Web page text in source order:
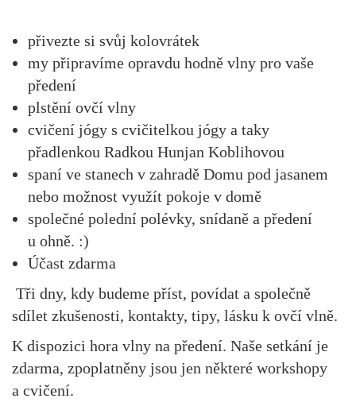
přivezte si svůj kolovrátek
my připravíme opravdu hodně vlny pro vaše
předení
plstění ovčí vlny
cvičení jógy s cvičitelkou jógy a taky
přadlenkou Radkou Hunjan Koblihovou
spaní ve stanech v zahradě Domu pod jasanem
nebo možnost využít pokoje v domě
společné polední polévky, snídaně a předení
u ohně. :)
Účast zdarma
Tři dny, kdy budeme příst, povídat a společně
sdílet zkušenosti, kontakty, tipy, lásku k ovčí vlně.
K dispozici hora vlny na předení. Naše setkání je
zdarma, zpoplatněny jsou jen některé workshopy
a cvičení.